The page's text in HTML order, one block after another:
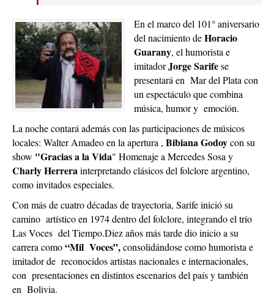
En el marco del 101° aniversario
del nacimiento deHoracio
Guarany, el humorista e
imitadorJorge Sarifese
presentará en Mar del Plata con
un espectáculo que combina
música, humor y emoción.
La noche contará además con las participaciones de músicos
locales: Walter Amadeo en la apertura , Bibiana Godoycon su
show "Gracias a la Vida" Homenaje a Mercedes Sosa y
Charly Herrerainterpretando clásicos del folclore argentino,
como invitados especiales.
Con más de cuatro décadas de trayectoria, Sarife inició su
camino artístico en 1974 dentro del folclore, integrando el trío
Las Voces del Tiempo.Diez años más tarde dio inicio a su
carrera como“Mil Voces”,consolidándose como humorista e
imitador de reconocidos artistas nacionales e internacionales,
con presentaciones en distintos escenarios del país y también
en Bolivia.